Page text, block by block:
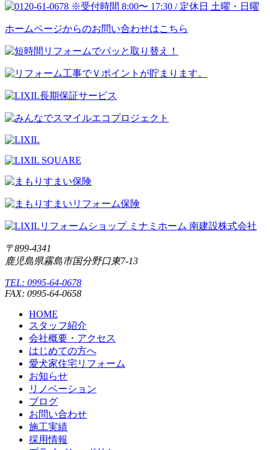
ホームページからのお問い合わせはこちら
〒899-4341
鹿児島県霧島市国分野口東7-13
TEL: 0995-64-0678
FAX: 0995-64-0658
HOME
スタッフ紹介
会社概要・アクセス
はじめての方へ
愛犬家住宅リフォーム
お知らせ
リノベーション
ブログ
お問い合わせ
施工実績
採用情報